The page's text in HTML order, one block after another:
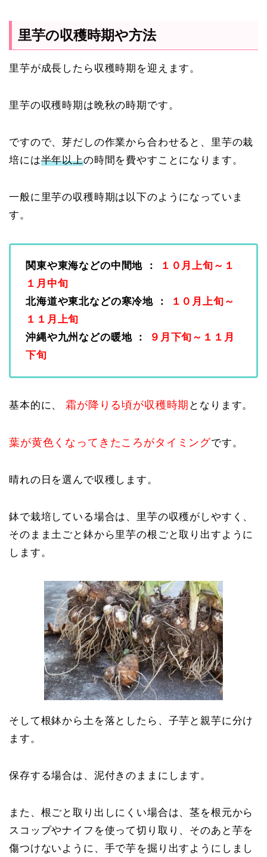
里芋の収穫時期や方法
里芋が成長したら収穫時期を迎えます。
里芋の収穫時期は晩秋の時期です。
ですので、芽だしの作業から合わせると、里芋の栽
培には半年以上の時間を費やすことになります。
一般に里芋の収穫時期は以下のようになっていま
す。
関東や東海などの中間地 ：
１０月上旬～１
１月中旬
北海道や東北などの寒冷地 ：
１０月上旬～
１１月上旬
沖縄や九州などの暖地 ：
９月下旬～１１月
下旬
基本的に、 霜が降りる頃が収穫時期 となります。
葉が黄色くなってきたころがタイミングです。
晴れの日を選んで収穫します。
鉢で栽培している場合は、里芋の収穫がしやすく、
そのまま土ごと鉢から里芋の根ごと取り出すように
します。
そして根鉢から土を落としたら、子芋と親芋に分け
ます。
保存する場合は、泥付きのままにします。
また、根ごと取り出しにくい場合は、茎を根元から
スコップやナイフを使って切り取り、そのあと芋を
傷つけないように、手で芋を掘り出すようにしまし